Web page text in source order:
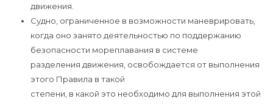
движения.
Судно, ограниченное в возможности маневрировать,
когда оно занято деятельностью по поддержанию
безопасности мореплавания в системе
разделения движения, освобождается от выполнения
этого Правила в такой
степени, в какой это необходимо для выполнения этой